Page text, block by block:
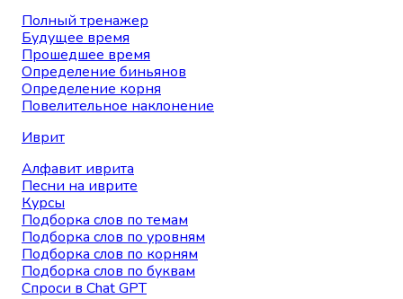
Полный тренажер
Будущее время
Прошедшее время
Определение биньянов
Определение корня
Повелительное наклонение
Иврит
Алфавит иврита
Песни на иврите
Курсы
Подборка слов по темам
Подборка слов по уровням
Подборка слов по корням
Подборка слов по буквам
Спроси в Chat GPT